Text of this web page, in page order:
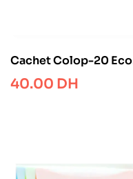
Cachet Colop-20 Eco
14*38mm
40.00 DH